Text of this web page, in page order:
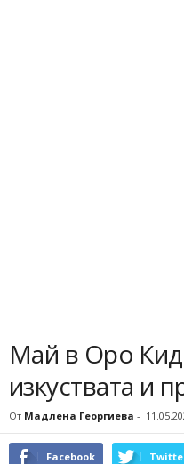
Май в Оро
изкуствата и
От Мадлена Георгиева -
Facebook